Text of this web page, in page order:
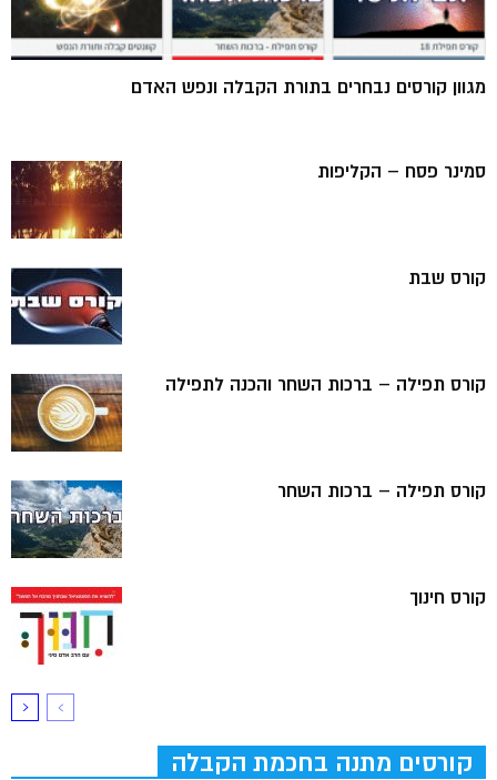
מגוון קורסים נבחרים בתורת הקבלה ונפש האדם
סמינר פסח – הקליפות
קורס שבת
קורס תפילה – ברכות השחר והכנה לתפילה
קורס תפילה – ברכות השחר
קורס חינוך
קורסים מתנה בחכמת הקבלה